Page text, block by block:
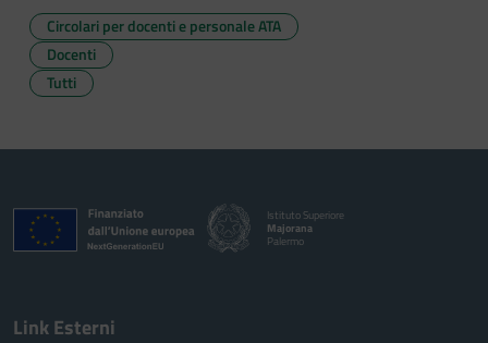
Circolari per docenti e personale ATA
Docenti
Tutti
Istituto Superiore
Majorana
Palermo
Link Esterni